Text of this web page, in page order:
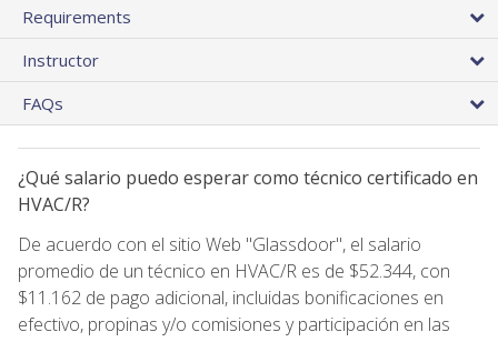
Requirements
Instructor
FAQs
¿Qué salario puedo esperar como técnico certificado en
HVAC/R?
De acuerdo con el sitio Web "Glassdoor", el salario
promedio de un técnico en HVAC/R es de $52.344, con
$11.162 de pago adicional, incluidas bonificaciones en
efectivo, propinas y/o comisiones y participación en las